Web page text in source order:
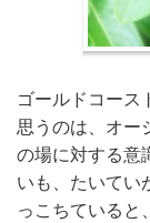
ゴールドコース
思うのは、オー
の場に対する意
いも、たいてい
っこちていると